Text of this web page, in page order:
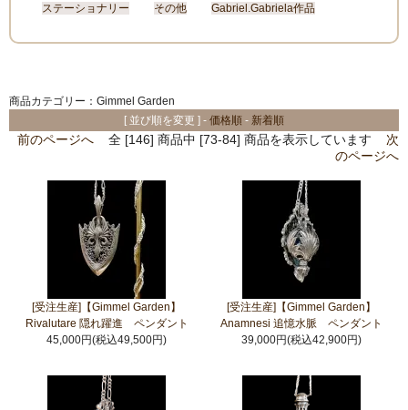
ステーショナリー
その他 Gabriel.Gabriela作品
商品カテゴリー：Gimmel Garden
[ 並び順を変更 ] - 価格順 - 新着順
前のページへ 全 [146] 商品中 [73-84] 商品を表示しています 次
のページへ
[受注生産]【Gimmel Garden】
Rivalutare 隠れ躍進 ペンダント
45,000円(税込49,500円)
[受注生産]【Gimmel Garden】
Anamnesi 追憶水脈 ペンダント
39,000円(税込42,900円)